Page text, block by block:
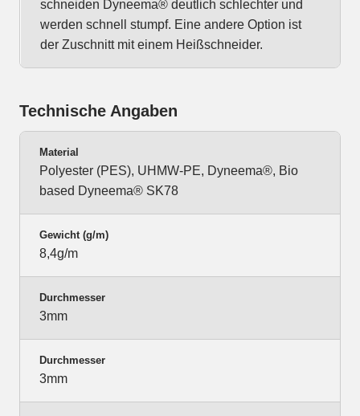
schneiden Dyneema® deutlich schlechter und
werden schnell stumpf. Eine andere Option ist
der Zuschnitt mit einem Heißschneider.
Technische Angaben
Material
Polyester (PES), UHMW-PE, Dyneema®, Bio
based Dyneema® SK78
Gewicht (g/m)
8,4g/m
Durchmesser
3mm
Durchmesser
3mm